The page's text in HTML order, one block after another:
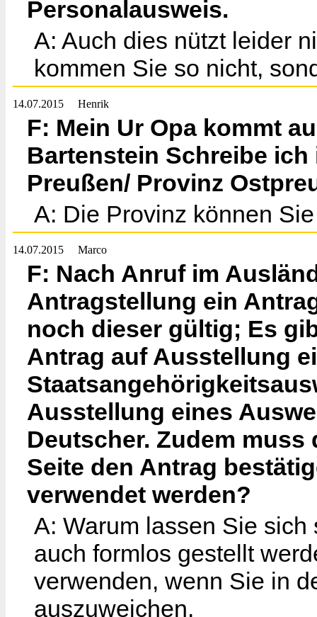
Personalausweis.
A: Auch dies nützt leider
kommen Sie so nicht,
14.07.2015 Henrik
F: Mein Ur Opa kommt
Bartenstein Schreibe
Preußen/ Provinz
A: Die Provinz können
14.07.2015 Marco
F: Nach Anruf im
Antragstellung ein
noch dieser gültig; Es
Antrag auf Ausstellung
Ausstellung eines
Deutscher. Zudem muss
Seite den Antrag
verwendet werden?
A: Warum lassen Sie
auch formlos gestellt
verwenden, wenn Sie in
auszuweichen.